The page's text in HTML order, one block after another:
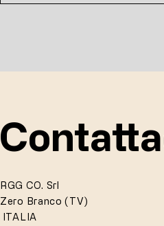
RGG CO. Srl
Zero Branco (TV)
ITALIA